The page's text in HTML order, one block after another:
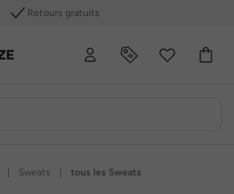
Retours gratuits
Sweats tous les Sweats